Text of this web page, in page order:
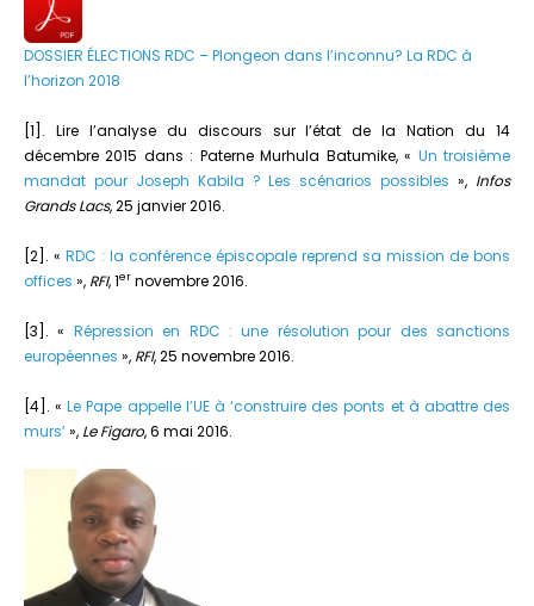
DOSSIER ÉLECTIONS RDC – Plongeon dans l’inconnu? La RDC à
l’horizon 2018
[1]. Lire l’analyse du discours sur l’état de la Nation du 14
décembre 2015 dans : Paterne Murhula Batumike, « Un troisième
mandat pour Joseph Kabila ? Les scénarios possibles », Infos
Grands Lacs, 25 janvier 2016.
[2]. « RDC : la conférence épiscopale reprend sa mission de bons
offices », RFI, 1er novembre 2016.
[3]. « Répression en RDC : une résolution pour des sanctions
européennes », RFI, 25 novembre 2016.
[4]. «Le Pape appelle l’UE à ‘construire des ponts et à abattre des
murs’ », Le Figaro, 6 mai 2016.